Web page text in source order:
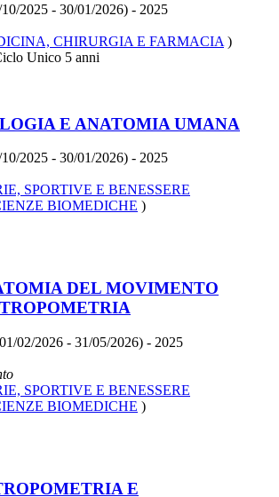
2025 - 30/01/2026) - 2025
CHIRURGIA E FARMACIA )
Unico 5 anni
E ANATOMIA UMANA
2025 - 30/01/2026) - 2025
SPORTIVE E BENESSERE
BIOMEDICHE )
DEL MOVIMENTO
02/2026 - 31/05/2026) - 2025
SPORTIVE E BENESSERE
BIOMEDICHE )
E